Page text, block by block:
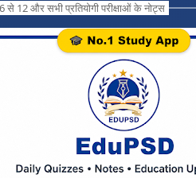
6 से 12 और सभी प्रतियोगी परीक्षाओं के नोट्स